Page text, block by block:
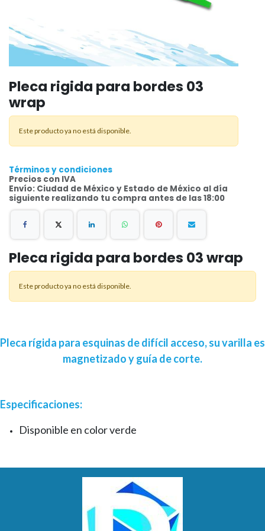
Pleca rigida para bordes 03
wrap
Este producto ya no está disponible.
Términos y condiciones
Precios con IVA
Envío: Ciudad de México y Estado de México al día
siguiente realizando tu compra antes de las 18:00
Pleca rigida para bordes 03 wrap
Este producto ya no está disponible.
Pleca rígida para esquinas de difícil acceso, su varilla es
magnetizado y guía de corte.
Especificaciones:
Disponible en color verde